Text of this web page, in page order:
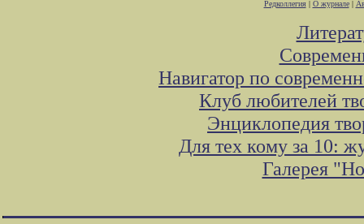
Редколлегия| О журнале|
Навигатор по
Клуб любителей
Энциклопедия
Для тех кому за 10:
Галерея